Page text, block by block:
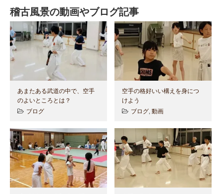
稽古風景の動画やブログ記事
あまたある武道の中で、空手
のよいところとは？
ブログ
空手の格好いい構えを身につ
けよう
ブログ, 動画